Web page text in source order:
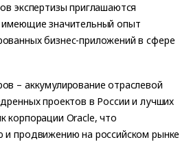
экспертизы приглашаются
имеющие значительный опыт
бизнес-приложений в сфере
– аккумулирование отраслевой
проектов в России и лучших
корпорации Oracle, что
и продвижению на российском рынке